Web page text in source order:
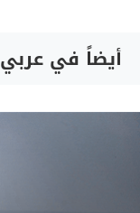
أيضاً في